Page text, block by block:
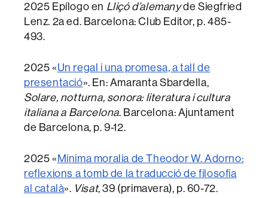
2025 Epílogo en Lliçó d’alemanyde Siegfried
Lenz. 2a ed. Barcelona: Club Editor, p. 485-
493.
2025 «Un regal i una promesa, a tall de
presentació». En: Amaranta Sbardella,
Solare, notturna, sonora: literatura i cultura
italiana a Barcelona. Barcelona: Ajuntament
de Barcelona, p. 9-12.
2025 « Minima moralia de Theodor W. Adorno:
reflexions a tomb de la traducció de filosofia
al català». Visat, 39 (primavera), p. 60-72.